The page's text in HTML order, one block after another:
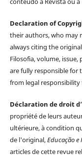
Declaration of
their authors, who may
always citing the
Filosofia, volume,
are fully responsible for
from legal
Déclaration de droit
propriété de leurs
ultérieure, à condition
de l'original,Educação e
articles de cette revue